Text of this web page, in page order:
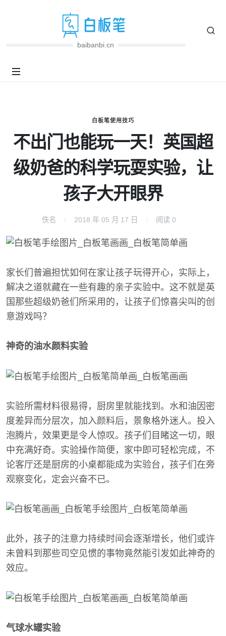
baibanbi.cn
白板笔使用技巧
不出门也能玩一天！英国超
级奶爸的科学玩耍实验，让
孩子大开眼界
佚名 2018 年 05 月 17 日 阅读 0
家长们普遍担忧如何在家让孩子玩得开心，实际上，
解决之道就藏在一些有趣的亲子实验中。这不就是英
国那些超级奶爸们所采用的，让孩子们惊喜尖叫的创
意游戏吗？
神奇的油水颜料实验
实验所需材料很易得，厨房里就能找到。水和油因密
度差异而分层次，加入颜料后，景象格外迷人。投入
泡腾片，效果更是令人惊叹。孩子们目睹这一切，眼
中充满好奇。实验操作简便，家中即可轻松完成，不
论客厅还是厨房的小桌都能成为实验台，孩子们在旁
观察变化，定会兴奋不已。
此外，孩子的注意力持续时间会逐渐增长，他们或许
未曾料到那些司空见惯的事物竟然能引发如此神奇的
效应。
气球水罐实验